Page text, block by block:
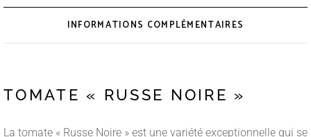
INFORMATIONS COMPLÉMENTAIRES
TOMATE « RUSSE NOIRE »
La tomate « Russe Noire » est une variété exceptionnelle qui se